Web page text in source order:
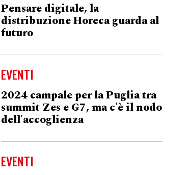
Pensare digitale, la
distribuzione Horeca guarda al
futuro
EVENTI
2024 campale per la Puglia tra
summit Zes e G7, ma c'è il nodo
dell'accoglienza
EVENTI